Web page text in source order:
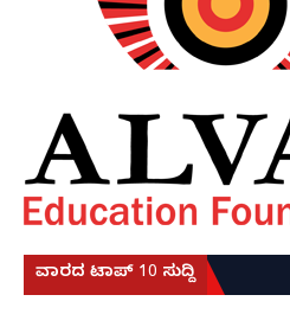
ವಾರದ ಟಾಪ್ 10 ಸುದ್ದಿ